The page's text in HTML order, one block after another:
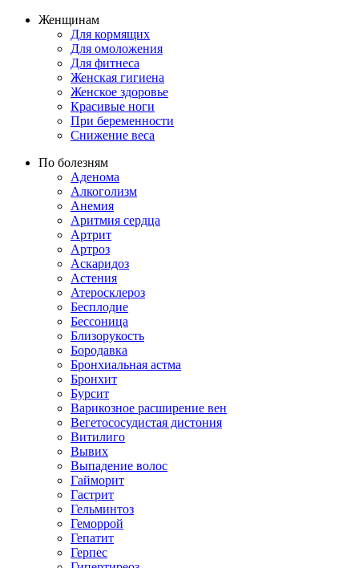
Женщинам
Для кормящих
Для омоложения
Для фитнеса
Женская гигиена
Женское здоровье
Красивые ноги
При беременности
Снижение веса
По болезням
Аденома
Алкоголизм
Анемия
Аритмия сердца
Артрит
Артроз
Аскаридоз
Астения
Атеросклероз
Бесплодие
Бессоница
Близорукость
Бородавка
Бронхиальная астма
Бронхит
Бурсит
Варикозное расширение вен
Вегетососудистая дистония
Витилиго
Вывих
Выпадение волос
Гайморит
Гастрит
Гельминтоз
Геморрой
Гепатит
Герпес